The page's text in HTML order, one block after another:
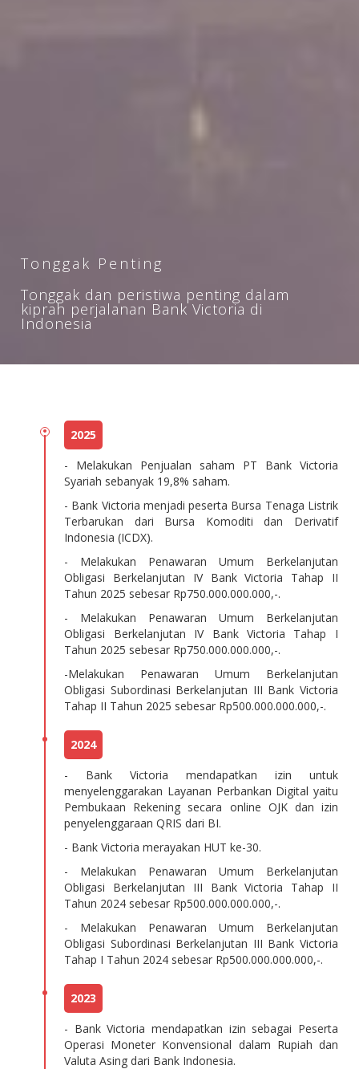
Tonggak Penting
Tonggak dan peristiwa penting dalam
kiprah perjalanan Bank Victoria di
Indonesia
2025
- Melakukan Penjualan saham PT Bank Victoria
Syariah sebanyak 19,8% saham.
- Bank Victoria menjadi peserta Bursa Tenaga Listrik
Terbarukan dari Bursa Komoditi dan Derivatif
Indonesia (ICDX).
- Melakukan Penawaran Umum Berkelanjutan
Obligasi Berkelanjutan IV Bank Victoria Tahap II
Tahun 2025 sebesar Rp750.000.000.000,-.
- Melakukan Penawaran Umum Berkelanjutan
Obligasi Berkelanjutan IV Bank Victoria Tahap I
Tahun 2025 sebesar Rp750.000.000.000,-.
-Melakukan Penawaran Umum Berkelanjutan
Obligasi Subordinasi Berkelanjutan III Bank Victoria
Tahap II Tahun 2025 sebesar Rp500.000.000.000,-.
2024
- Bank Victoria mendapatkan izin untuk
menyelenggarakan Layanan Perbankan Digital yaitu
Pembukaan Rekening secara online OJK dan izin
penyelenggaraan QRIS dari BI.
- Bank Victoria merayakan HUT ke-30.
- Melakukan Penawaran Umum Berkelanjutan
Obligasi Berkelanjutan III Bank Victoria Tahap II
Tahun 2024 sebesar Rp500.000.000.000,-.
- Melakukan Penawaran Umum Berkelanjutan
Obligasi Subordinasi Berkelanjutan III Bank Victoria
Tahap I Tahun 2024 sebesar Rp500.000.000.000,-.
2023
- Bank Victoria mendapatkan izin sebagai Peserta
Operasi Moneter Konvensional dalam Rupiah dan
Valuta Asing dari Bank Indonesia.